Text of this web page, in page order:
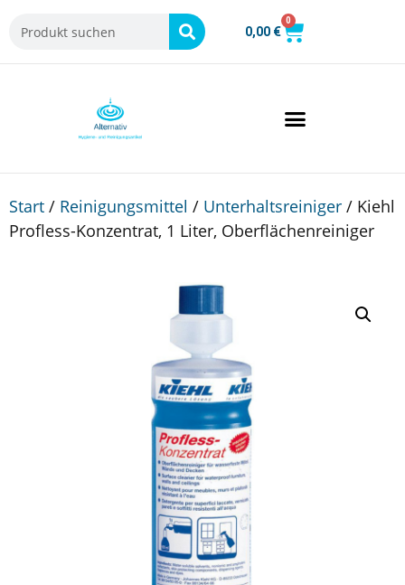
0,00 €
0
Start / Reinigungsmittel / Unterhaltsreiniger / Kiehl
Profless-Konzentrat, 1 Liter, Oberflächenreiniger